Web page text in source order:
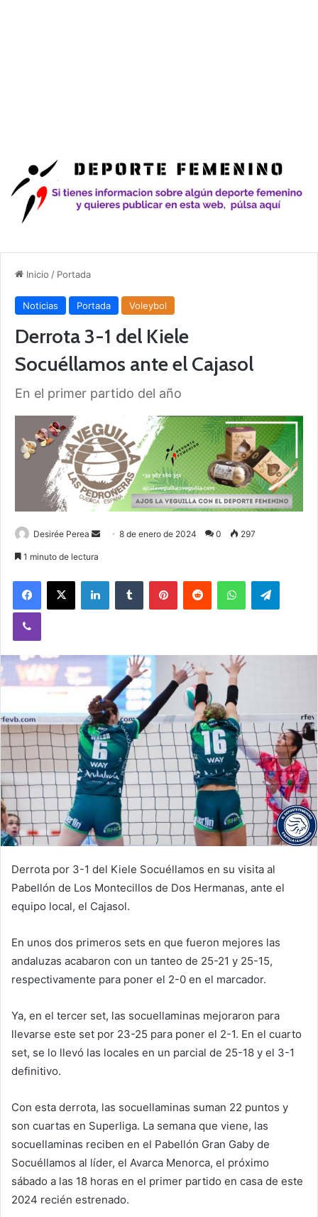
Inicio / Portada
Noticias Portada Voleybol
Derrota 3-1 del Kiele
Socuéllamos ante el Cajasol
En el primer partido del año
Desirée Perea
m
i
l
8 de enero de 2024 0 297
1 minuto de lectura
Derrota por 3-1 del Kiele Socuéllamos en su visita al
Pabellón de Los Montecillos de Dos Hermanas, ante el
equipo local, el Cajasol.
En unos dos primeros sets en que fueron mejores las
andaluzas acabaron con un tanteo de 25-21 y 25-15,
respectivamente para poner el 2-0 en el marcador.
Ya, en el tercer set, las socuellaminas mejoraron para
llevarse este set por 23-25 para poner el 2-1. En el cuarto
set, se lo llevó las locales en un parcial de 25-18 y el 3-1
definitivo.
Con esta derrota, las socuellaminas suman 22 puntos y
son cuartas en Superliga. La semana que viene, las
socuellaminas reciben en el Pabellón Gran Gaby de
Socuéllamos al líder, el Avarca Menorca, el próximo
sábado a las 18 horas en el primer partido en casa de este
2024 recién estrenado.